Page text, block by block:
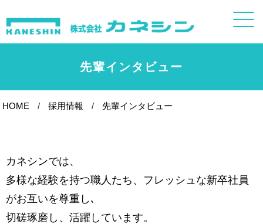
先輩インタビュー
HOME 採用情報 先輩インタビュー
カネシンでは、
多様な経験を持つ職人たち、フレッシュな新卒社員
がお互いを尊重し､
切磋琢磨し、活躍しています。